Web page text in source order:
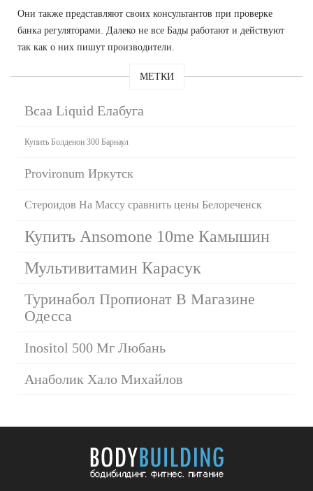
Они также представляют своих консультантов при проверке
банка регуляторами. Далеко не все Бады работают и действуют
так как о них пишут производители.
МЕТКИ
Bcaa Liquid Елабуга
Купить Болденон 300 Барнаул
Provironum Иркутск
Стероидов На Массу сравнить цены Белореченск
Купить Ansomone 10me Камышин
Мультивитамин Карасук
Туринабол Пропионат В Магазине
Одесса
Inositol 500 Мг Любань
Анаболик Хало Михайлов